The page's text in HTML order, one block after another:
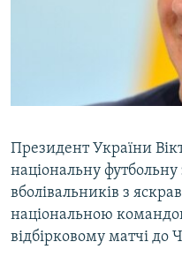
СВІДЧЕННЯ ОКУПАЦІЇ
ЯК ОБІЙТИ
Qırımtatar
ДОЛУЧАЙСЯ!
Усі сайти RFE/RL
Президент України
національну футбольну
вболівальників з
національною
відбірковому матчі до